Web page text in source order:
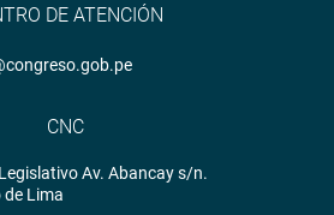
DE ATENCIÓN
CNC
Av. Abancay s/n.
de Lima